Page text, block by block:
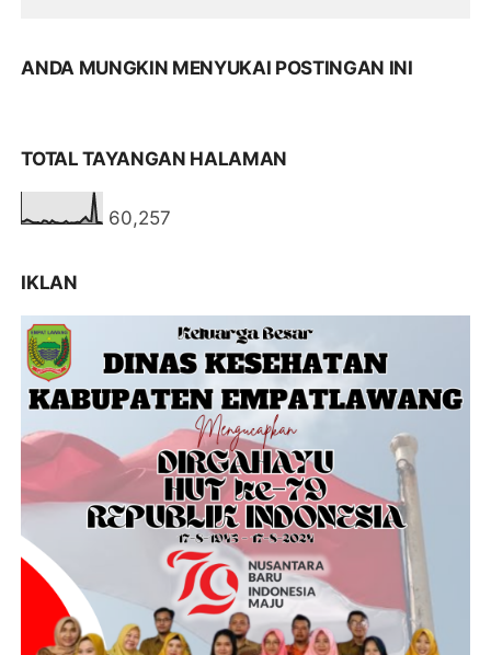
ANDA MUNGKIN MENYUKAI POSTINGAN INI
TOTAL TAYANGAN HALAMAN
60,257
IKLAN